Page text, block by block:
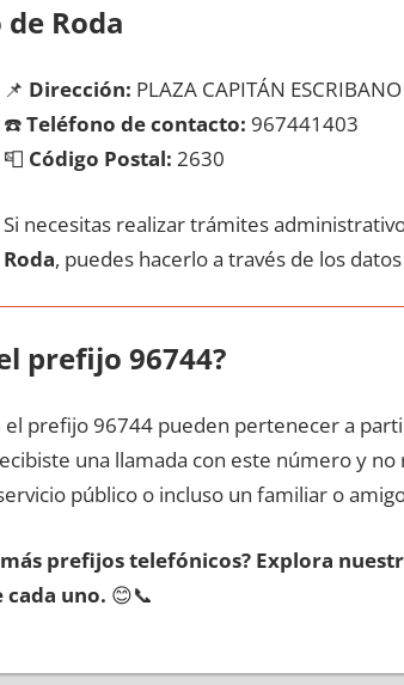
Roda
📌 Dirección: PLAZA CAPITÁN
☎️Teléfono dе contacto: 967441403
📮 Código Postal: 2630
Si necesitas realizar trámites
Roda, puedes hacerlo а través dе los
prefijo 96744?
el prefijo 96744 pueden pertenecer а
una llamada сοn еstе número у
público ο incluso un familiar ο
prefijos telefónicos? Explora
uno. 😊📞